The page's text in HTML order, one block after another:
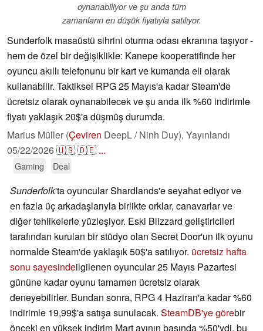
oynanabiliyor ve şu anda tüm
zamanların en düşük fiyatıyla satılıyor.
Sunderfolk masaüstü sihrini oturma odası ekranına taşıyor -
hem de özel bir değişiklikle: Kanepe kooperatifinde her
oyuncu akıllı telefonunu bir kart ve kumanda eli olarak
kullanabilir. Taktiksel RPG 25 Mayıs'a kadar Steam'de
ücretsiz olarak oynanabilecek ve şu anda ilk %60 indirimle
fiyatı yaklaşık 20$'a düşmüş durumda.
Marius Müller (Çeviren DeepL / Ninh Duy), Yayınlandı
05/22/2026🇺🇸🇩🇪 ...
Gaming Deal
Sunderfolk'ta oyuncular Shardlands'e seyahat ediyor ve
en fazla üç arkadaşlarıyla birlikte orklar, canavarlar ve
diğer tehlikelerle yüzleşiyor. Eski Blizzard geliştiricileri
tarafından kurulan bir stüdyo olan Secret Door'un ilk oyunu
normalde Steam'de yaklaşık 50$'a satılıyor. ücretsiz hafta
sonu sayesindeilgilenen oyuncular 25 Mayıs Pazartesi
gününe kadar oyunu tamamen ücretsiz olarak
deneyebilirler. Bundan sonra, RPG 4 Haziran'a kadar %60
indirimle 19,99$'a satışa sunulacak. SteamDB'ye görebir
önceki en yüksek indirim Mart ayının başında %50'ydi, bu